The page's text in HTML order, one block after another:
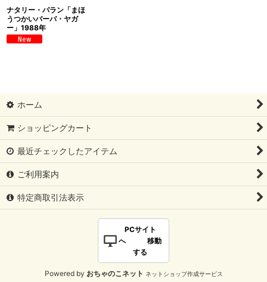
ナタリー・パラン「まほ
うつかいバーバ・ヤガ
ー」1988年
ホーム
ショッピングカート
最近チェックしたアイテム
ご利用案内
特定商取引法表示
PCサイト
へ 移動
する
Powered by おちゃのこネット ネットショップ作成サービス